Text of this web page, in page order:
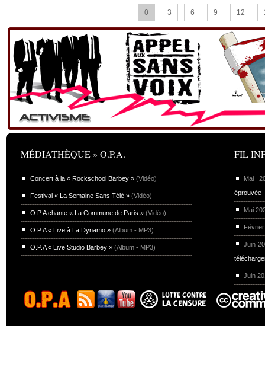
0 3 6 9 12
MÉDIATHÈQUE » O.P.A.
Concert à la « Rockschool Barbey » (Vidéo)
Festival « La Semaine Sans Télé » (Vidéo)
O.P.A chante « La Commune de Paris » (Vidéo)
O.P.A « Live à La Dynamo » (Album - MP3)
O.P.A « Live Studio Barbey » (Album - MP3)
FIL
Mai
éprouvée
Mai
Juin
Juin